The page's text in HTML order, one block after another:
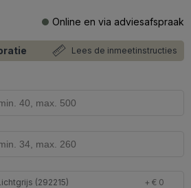
Online en via adviesafspraak
Lees de inmeetinstructies
(292215)
+ € 0